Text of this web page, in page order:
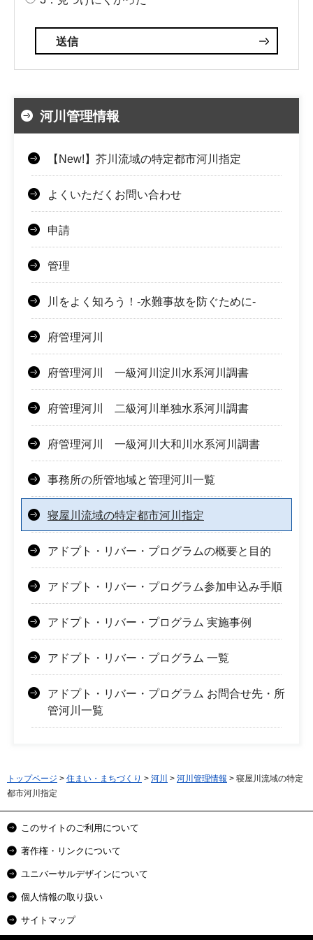
河川管理情報
【New!】芥川流域の特定都市河川指定
よくいただくお問い合わせ
申請
管理
川をよく知ろう！-水難事故を防ぐために-
府管理河川
府管理河川 一級河川淀川水系河川調書
府管理河川 二級河川単独水系河川調書
府管理河川 一級河川大和川水系河川調書
事務所の所管地域と管理河川一覧
寝屋川流域の特定都市河川指定
アドプト・リバー・プログラムの概要と目的
アドプト・リバー・プログラム参加申込み手順
アドプト・リバー・プログラム 実施事例
アドプト・リバー・プログラム 一覧
アドプト・リバー・プログラム お問合せ先・所
管河川一覧
トップページ > 住まい・まちづくり > 河川 > 河川管理情報 > 寝屋川流域の特定
都市河川指定
このサイトのご利用について
著作権・リンクについて
ユニバーサルデザインについて
個人情報の取り扱い
サイトマップ